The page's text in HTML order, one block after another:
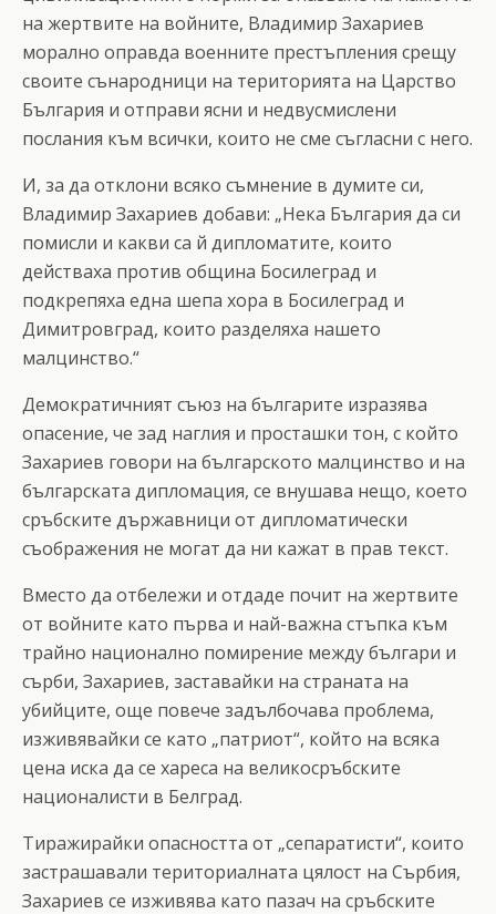
на жертвите на войните, Владимир Захариев
морално оправда военните престъпления срещу
своите сънародници на територията на Царство
България и отправи ясни и недвусмислени
послания към всички, които не сме съгласни с него.
И, за да отклони всяко съмнение в думите си,
Владимир Захариев добави: „Нека България да си
помисли и какви са й дипломатите, които
действаха против община Босилеград и
подкрепяха една шепа хора в Босилеград и
Димитровград, които разделяха нашето
малцинство.“
Демократичният съюз на българите изразява
опасение, че зад наглия и просташки тон, с който
Захариев говори на българското малцинство и на
българската дипломация, се внушава нещо, което
сръбските държавници от дипломатически
съображения не могат да ни кажат в прав текст.
Вместо да отбележи и отдаде почит на жертвите
от войните като първа и най-важна стъпка към
трайно национално помирение между българи и
сърби, Захариев, заставайки на страната на
убийците, още повече задълбочава проблема,
изживявайки се като „патриот“, който на всяка
цена иска да се хареса на великосръбските
националисти в Белград.
Тиражирайки опасността от „сепаратисти“, които
застрашавали териториалната цялост на Сърбия,
Захариев се изживява като пазач на сръбските